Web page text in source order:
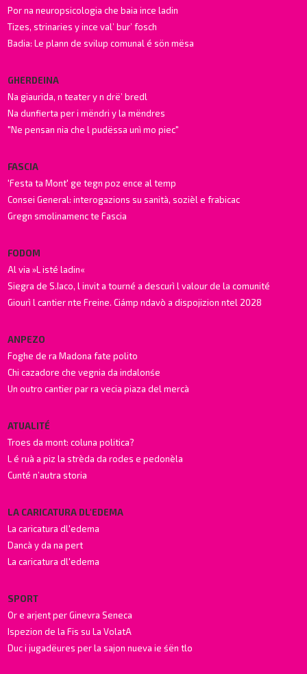
Por na neuropsicologia che baia ince ladin
Tizes, strinaries y ince val’ bur’ fosch
Badia: Le plann de svilup comunal é sön mësa
GHERDEINA
Na giaurida, n teater y n drë’ bredl
Na dunfierta per i mëndri y la mëndres
"Ne pensan nia che l pudëssa unì mo piec"
FASCIA
'Festa ta Mont' ge tegn poz ence al temp
Consei General: interogazions su sanità, sozièl e frabicac
Gregn smolinamenc te Fascia
FODOM
Al via »L isté ladin«
Siegra de S.Iaco, l invit a tourné a descurì l valour de la comunité
Giourì l cantier nte Freine. Ciámp ndavò a dispojizion ntel 2028
ANPEZO
Foghe de ra Madona fate polito
Chi cazadore che vegnia da indalonśe
Un outro cantier par ra vecia piaza del mercà
ATUALITÉ
Troes da mont: coluna politica?
L é ruà a piz la strèda da rodes e pedonèla
Cunté n’autra storia
LA CARICATURA DL'EDEMA
La caricatura dl'edema
Dancà y da na pert
La caricatura dl'edema
SPORT
Or e arjent per Ginevra Seneca
Ispezion de la Fis su La VolatA
Duc i jugadëures per la sajon nueva ie śën tlo